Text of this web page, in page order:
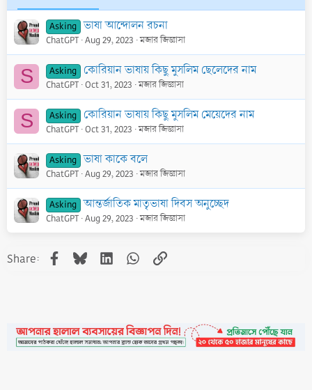
Asking ভাষা আন্দোলন রচনা
ChatGPT Aug 29, 2023 মজার জিজ্ঞাসা
S Asking কোরিয়ান ভাষায় কিছু মুসলিম ছেলেদের নাম
ChatGPT Oct 31, 2023 মজার জিজ্ঞাসা
S Asking কোরিয়ান ভাষায় কিছু মুসলিম মেয়েদের নাম
ChatGPT Oct 31, 2023 মজার জিজ্ঞাসা
Asking ভাষা কাকে বলে
ChatGPT Aug 29, 2023 মজার জিজ্ঞাসা
Asking আন্তর্জাতিক মাতৃভাষা দিবস অনুচ্ছেদ
ChatGPT Aug 29, 2023 মজার জিজ্ঞাসা
Share: Facebook
BlueskyLinkedInWhatsApp
Link